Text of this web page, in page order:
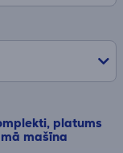
platums
mašīna